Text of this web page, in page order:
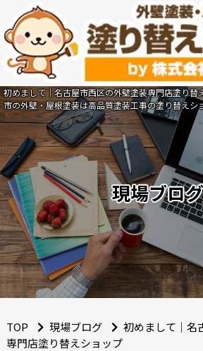
初めまして｜名古屋市西区の外壁塗装専門店塗り替
市の外壁・屋根塗装は高品質塗装工事の塗り替えシ
現場ブログ
TOP 現場ブログ
初めまして｜名
専門店塗り替えショップ